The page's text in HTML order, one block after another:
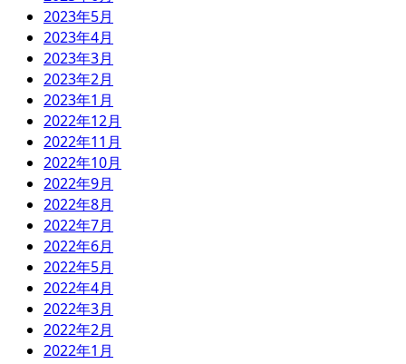
2023年5月
2023年4月
2023年3月
2023年2月
2023年1月
2022年12月
2022年11月
2022年10月
2022年9月
2022年8月
2022年7月
2022年6月
2022年5月
2022年4月
2022年3月
2022年2月
2022年1月